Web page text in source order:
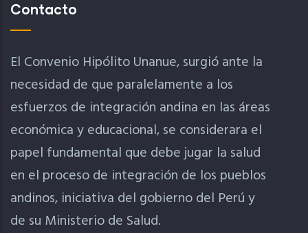
Contacto
El Convenio Hipólito Unanue, surgió ante la
necesidad de que paralelamente a los
esfuerzos de integración andina en las áreas
económica y educacional, se considerara el
papel fundamental que debe jugar la salud
en el proceso de integración de los pueblos
andinos, iniciativa del gobierno del Perú y
de su Ministerio de Salud.